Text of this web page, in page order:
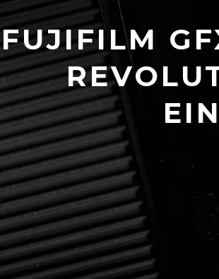
FUJIFILM